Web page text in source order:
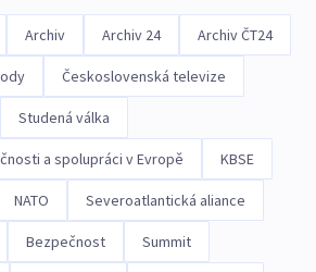
Archiv Archiv 24 Archiv ČT24
Československá televize
Studená válka
a spolupráci v Evropě KBSE
NATO Severoatlantická aliance
Bezpečnost Summit